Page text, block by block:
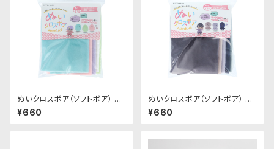
ぬいクロスボア（ソフトボア） ア
ソートセット（パステルカラー）｜
清原株式会社
¥660
ぬいクロスボア（ソフトボア） ア
ソートセット（ニュアンスカラー）
｜清原株式会社
¥660